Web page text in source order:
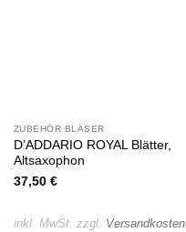
ZUBEHÖR BLÄSER
D’ADDARIO ROYAL Blätter,
Altsaxophon
37,50 €
inkl. MwSt. zzgl. Versandkosten